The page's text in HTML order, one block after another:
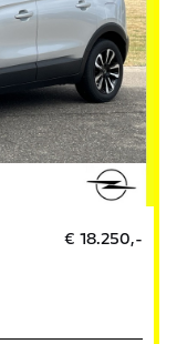
€ 18.250,-